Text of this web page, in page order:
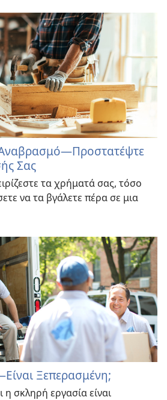
Σας
τα χρήματά σας, τόσο
να τα βγάλετε πέρα σε μια
Ξεπερασμένη;
η σκληρή εργασία είναι